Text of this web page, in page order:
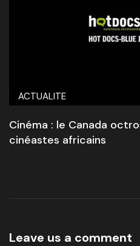
ACTUALITE
Cinéma : le Canada
cinéastes africains
Leave us a comment